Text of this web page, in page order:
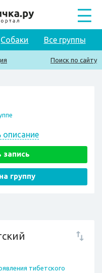
Собаки Все группы
Поиск по сайту
описание
группу
тибетского